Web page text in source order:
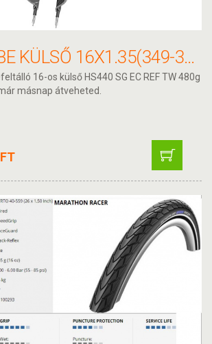
SCHWALBE KÜLSŐ 16X1.35(349-35) MARATHON PLUS PERF 11100756
16-os külső HS440 SG EC REF TW 480g
másnap átveheted.